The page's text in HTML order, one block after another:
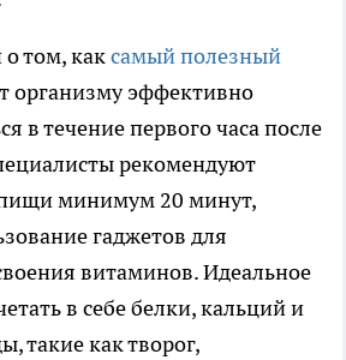
том, каксамый полезный
организму эффективно
в течение первого часа после
рекомендуют
минимум 20 минут,
гаджетов для
витаминов. Идеальное
в себе белки, кальций и
такие как творог,